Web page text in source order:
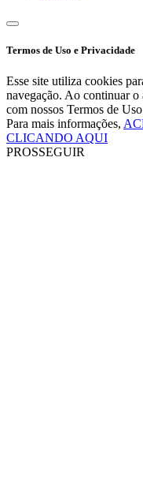
Termos de Uso e Privacidade
Esse site utiliza cookies
navegação. Ao continuar o
com nossos Termos de
Para mais informações,
CLICANDO AQUI
PROSSEGUIR